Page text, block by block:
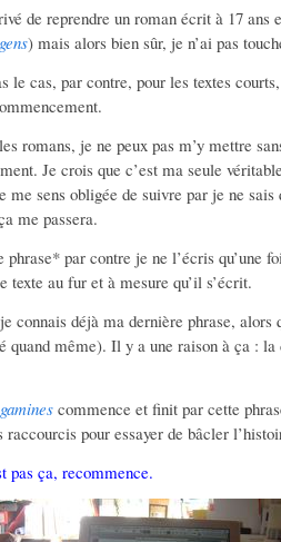
de reprendre un roman écrit à 17
) mais alors bien sûr, je n’ai pas
le cas, par contre, pour les textes
romans, je ne peux pas m’y mettre
Je crois que c’est ma seule
me sens obligée de suivre par je ne
me passera.
phrase* par contre je ne l’écris qu’une
texte au fur et à mesure qu’il s’écrit.
connais déjà ma dernière phrase, alors
quand même). Il y a une raison à ça :
commence et finit par cette
raccourcis pour essayer de bâcler
pas ça, recommence.